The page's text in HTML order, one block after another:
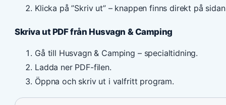
Klicka på ”Skriv ut” – knappen finns direkt på
Skriva ut PDF från Husvagn & Camping
Gå till Husvagn & Camping – specialtidning.
Ladda ner PDF-filen.
Öppna och skriv ut i valfritt program.